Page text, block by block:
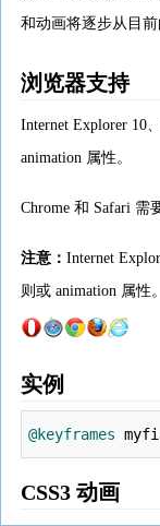
和动画将逐步从目前
浏览器支持
Internet Explorer 10
animation 属性。
Chrome 和 Safari 需
注意： Internet
则或 animation 属性。
实例
@keyframes
CSS3 动画